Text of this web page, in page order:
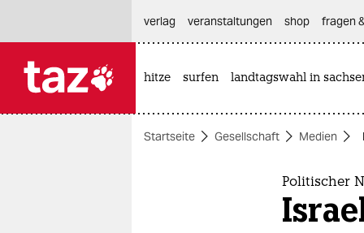
themen
verlag
veranstaltungen shop fragen
hitze surfen landtagswahl in
Startseite Gesellschaft Medien
Politischer